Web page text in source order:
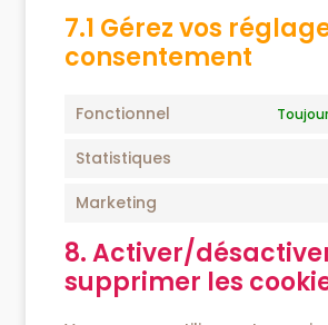
7.1 Gérez vos
consentement
Fonctionnel
Statistiques
Marketing
8. Activer/
supprimer les